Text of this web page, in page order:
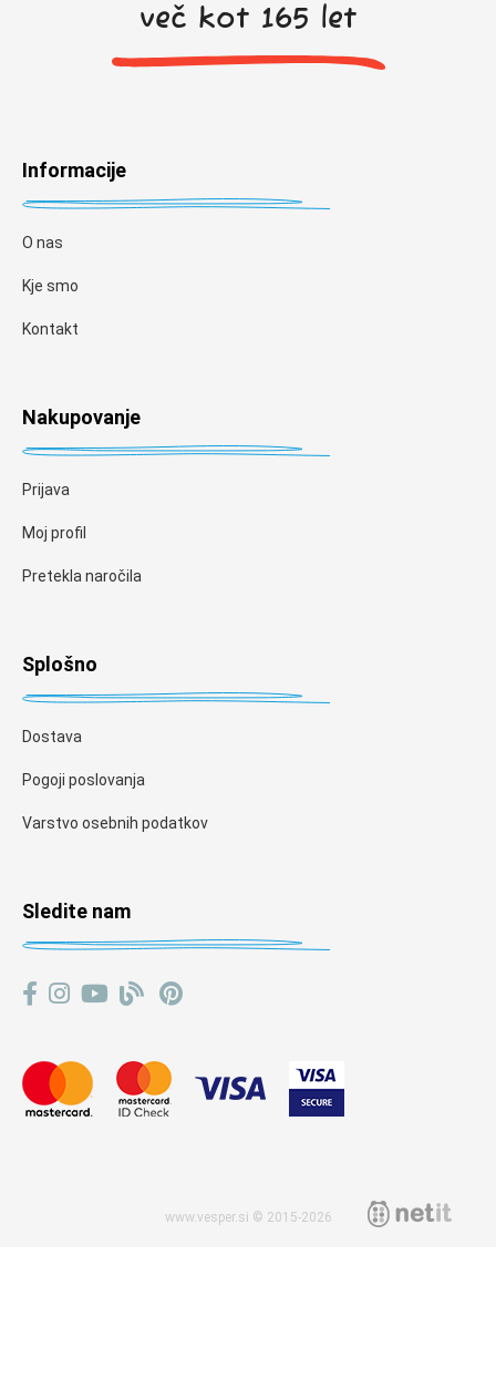
več kot 165 let
Informacije
O nas
Kje smo
Kontakt
Nakupovanje
Prijava
Moj profil
Pretekla naročila
Splošno
Dostava
Pogoji poslovanja
Varstvo osebnih podatkov
Sledite nam
www.vesper.si © 2015-2026